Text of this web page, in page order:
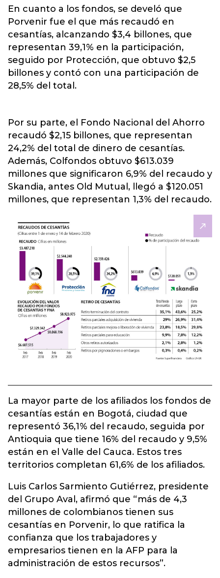
En cuanto a los fondos, se develó que
Porvenir fue el que más recaudó en
cesantías, alcanzando $3,4 billones, que
representan 39,1% en la participación,
seguido por Protección, que obtuvo $2,5
billones y contó con una participación de
28,5% del total.
Por su parte, el Fondo Nacional del Ahorro
recaudó $2,15 billones, que representan
24,2% del total de dinero de cesantías.
Además, Colfondos obtuvo $613.039
millones que significaron 6,9% del recaudo y
Skandia, antes Old Mutual, llegó a $120.051
millones, que representan 1,3% del recaudo.
La mayor parte de los afiliados los fondos de
cesantías están en Bogotá, ciudad que
representó 36,1% del recaudo, seguida por
Antioquia que tiene 16% del recaudo y 9,5%
están en el Valle del Cauca. Estos tres
territorios completan 61,6% de los afiliados.
Luis Carlos Sarmiento Gutiérrez, presidente
del Grupo Aval, afirmó que “más de 4,3
millones de colombianos tienen sus
cesantías en Porvenir, lo que ratifica la
confianza que los trabajadores y
empresarios tienen en la AFP para la
administración de estos recursos”.